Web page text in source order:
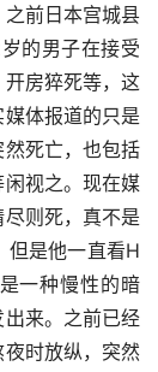
前日本宫城县
的男子在接受
房猝死等，这
体报道的只是
死亡，也包括
视之。现在媒
则死，真不是
但是他一直看H
一种慢性的暗
来。之前已经
时放纵，突然